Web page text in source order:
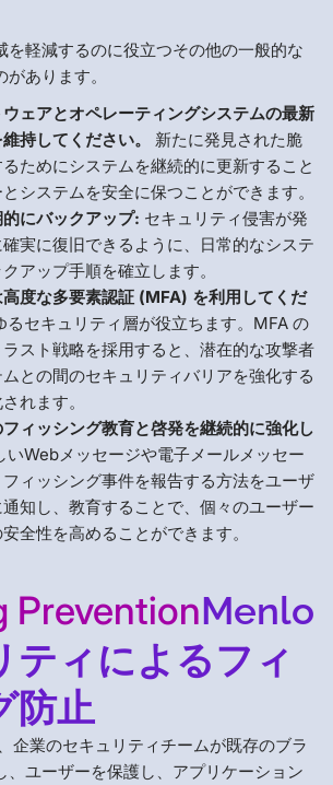
を軽減するのに役立つその他の一般的な
あります。
ェアとオペレーティングシステムの最新
持してください。 新たに発見された脆
ためにシステムを継続的に更新すること
システムを安全に保つことができます。
にバックアップ: セキュリティ侵害が発
実に復旧できるように、日常的なシステ
アップ手順を確立します。
度な多要素認証 (MFA) を利用してくだ
るセキュリティ層が役立ちます。MFA の
スト戦略を採用すると、潜在的な攻撃者
との間のセキュリティバリアを強化する
れます。
ィッシング教育と啓発を継続的に強化し
いWebメッセージや電子メールメッセー
ィッシング事件を報告する方法をユーザ
知し、教育することで、個々のユーザー
全性を高めることができます。
PreventionMenlo
ティによるフィ
防止
業のセキュリティチームが既存のブラ
、ユーザーを保護し、アプリケーション